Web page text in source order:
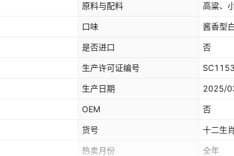
原料与配料 高粱、
口味 酱香型
是否进口 否
生产许可证编号
生产日期 2025/
OEM 否
货号 十二生肖
热卖月份 全年